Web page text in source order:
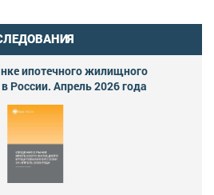
ипотечного жилищного
России. Апрель 2026 года